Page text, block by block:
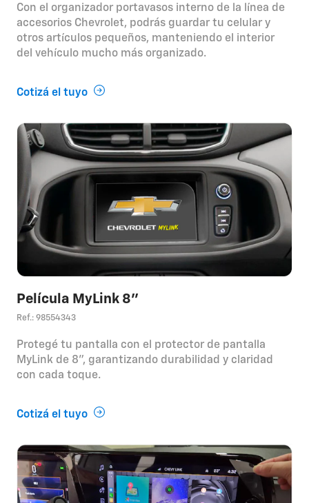
Con el organizador portavasos interno de la línea de
accesorios Chevrolet, podrás guardar tu celular y
otros artículos pequeños, manteniendo el interior
del vehículo mucho más organizado.
Cotizá el tuyo
Película MyLink 8"
Ref.: 98554343
Protegé tu pantalla con el protector de pantalla
MyLink de 8", garantizando durabilidad y claridad
con cada toque.
Cotizá el tuyo